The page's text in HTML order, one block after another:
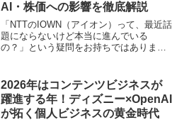
AI・株価への影響を徹底解説
「NTTのIOWN（アイオン）って、最近話
題にならないけど本当に進んでいる
の？」という疑問をお持ちではありませ
想を発表したのが始まりでした。その
後、2023年3月...
2026年はコンテンツビジネスが
躍進する年！ディズニー×OpenAI
が拓く個人ビジネスの黄金時代